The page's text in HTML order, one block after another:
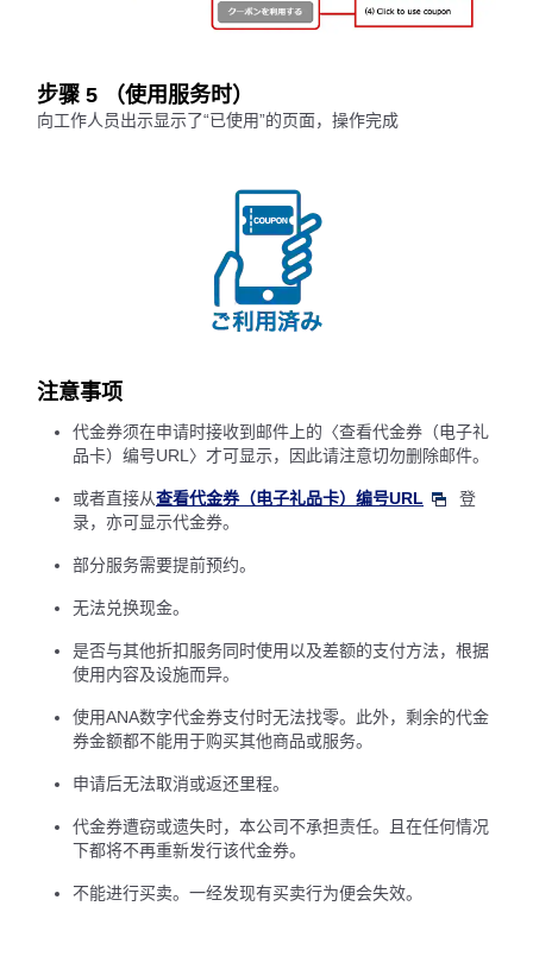
步骤 5 （使用服务时）
向工作人员出示显示了“已使用”的页面，操作完成
注意事项
代金券须在申请时接收到邮件上的〈查看代金券（电子礼
品卡）编号URL〉才可显示，因此请注意切勿删除邮件。
或者直接从查看代金券（电子礼品卡）编号URL
登
录，亦可显示代金券。
部分服务需要提前预约。
无法兑换现金。
是否与其他折扣服务同时使用以及差额的支付方法，根据
使用内容及设施而异。
使用ANA数字代金券支付时无法找零。此外，剩余的代金
券金额都不能用于购买其他商品或服务。
申请后无法取消或返还里程。
代金券遭窃或遗失时，本公司不承担责任。且在任何情况
下都将不再重新发行该代金券。
不能进行买卖。一经发现有买卖行为便会失效。